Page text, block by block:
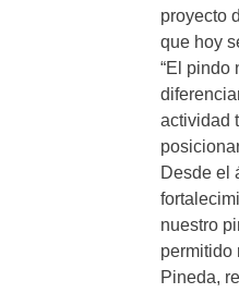
proyecto
que hoy
“El pindo
actividad
Desde el
nuestro
permitido
Pineda,